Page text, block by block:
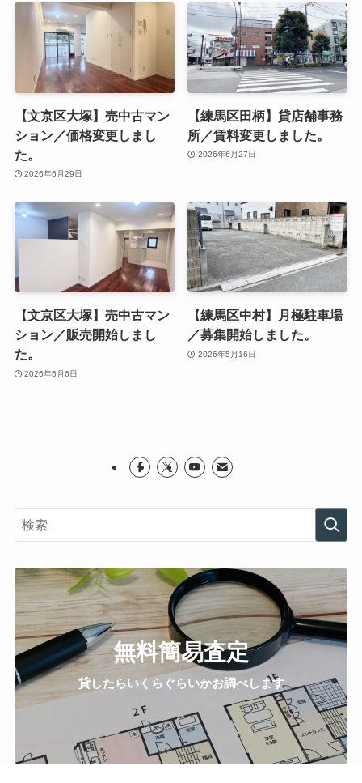
【文京区大塚】売中古マン
ション／価格変更しまし
た。
2026年6月29日
【練馬区田柄】貸店舗事務
所／賃料変更しました。
2026年6月27日
【文京区大塚】売中古マン
ション／販売開始しまし
た。
2026年6月6日
【練馬区中村】月極駐車場
／募集開始しました。
2026年5月16日
無料簡易査定
貸したらいくらぐらいかお調べします